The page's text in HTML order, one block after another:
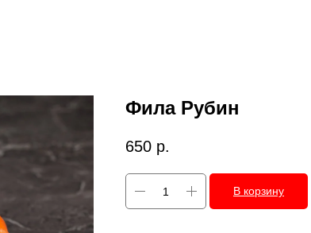
Фила Рубин
650 р.
В корзину